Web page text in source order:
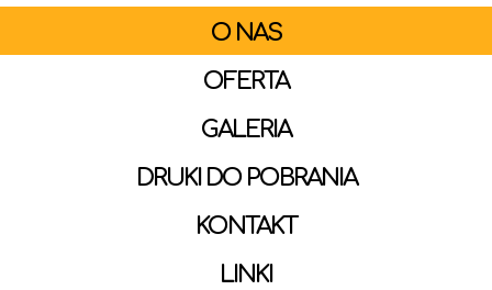
O NAS
OFERTA
GALERIA
DRUKI DO POBRANIA
KONTAKT
LINKI